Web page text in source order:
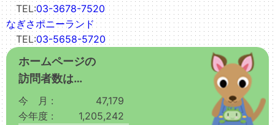
TEL:03-3678-7520
なぎさポニーランド
TEL:03-5658-5720
ホームページの
訪問者数は…
今 月 :
47,179
今年度 :
1,205,242